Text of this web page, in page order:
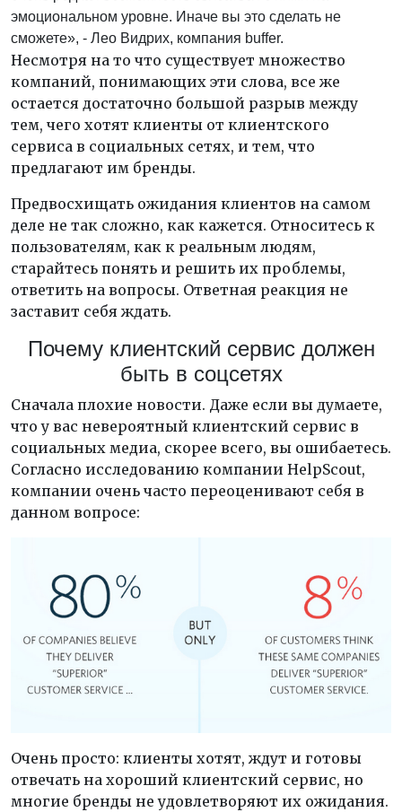
эмоциональном уровне. Иначе вы это сделать не
сможете», - Лео Видрих, компания buffer.
Несмотря на то что существует множество
компаний, понимающих эти слова, все же
остается достаточно большой разрыв между
тем, чего хотят клиенты от клиентского
сервиса в социальных сетях, и тем, что
предлагают им бренды.
Предвосхищать ожидания клиентов на самом
деле не так сложно, как кажется. Относитесь к
пользователям, как к реальным людям,
старайтесь понять и решить их проблемы,
ответить на вопросы. Ответная реакция не
заставит себя ждать.
Почему клиентский сервис должен
быть в соцсетях
Сначала плохие новости. Даже если вы думаете,
что у вас невероятный клиентский сервис в
социальных медиа, скорее всего, вы ошибаетесь.
Согласно исследованию компании HelpScout,
компании очень часто переоценивают себя в
данном вопросе:
Очень просто: клиенты хотят, ждут и готовы
отвечать на хороший клиентский сервис, но
многие бренды не удовлетворяют их ожидания.